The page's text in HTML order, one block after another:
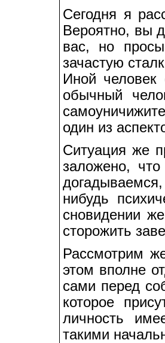
Сегодня я
Вероятно, вы
вас, но
зачастую
Иной человек
обычный
один из
Ситуация же
заложено,
нибудь
сновидении
сторожить
Рассмотрим
этом вполне
сами перед
которое
личность
такими